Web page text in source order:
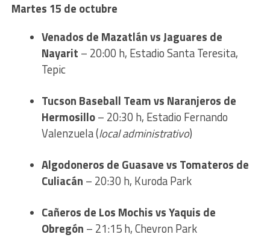
Martes 15 de octubre
Venados de Mazatlán vs Jaguares de
Nayarit – 20:00 h, Estadio Santa Teresita,
Tepic
Tucson Baseball Team vs Naranjeros de
Hermosillo– 20:30 h, Estadio Fernando
Valenzuela (local administrativo)
Algodoneros de Guasave vs Tomateros de
Culiacán – 20:30 h, Kuroda Park
Cañeros de Los Mochis vs Yaquis de
Obregón – 21:15 h, Chevron Park